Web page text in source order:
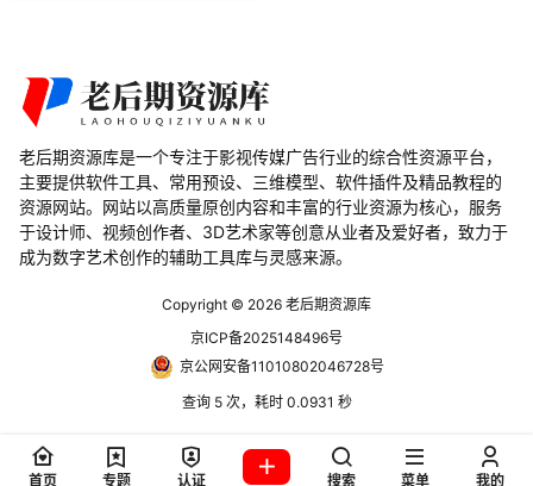
老后期资源库是一个专注于影视传媒广告行业的综合性资源平台，
主要提供软件工具、常用预设、三维模型、软件插件及精品教程的
资源网站。网站以高质量原创内容和丰富的行业资源为核心，服务
于设计师、视频创作者、3D艺术家等创意从业者及爱好者，致力于
成为数字艺术创作的辅助工具库与灵感来源。
Copyright © 2026 老后期资源库
京ICP备2025148496号
京公网安备11010802046728号
查询 5 次，耗时 0.0931 秒
首页 专题 认证 搜索 菜单 我的